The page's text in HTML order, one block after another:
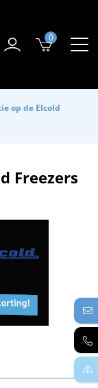
0
op de Elcold
Freezers